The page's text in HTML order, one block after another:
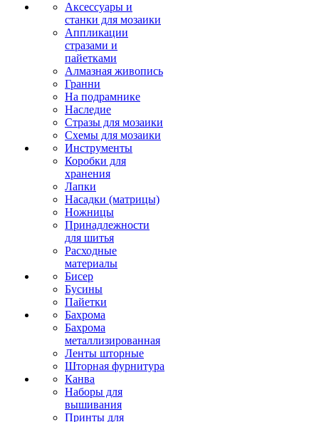
Аксессуары и
станки для мозаики
Аппликации
стразами и
пайетками
Алмазная живопись
Гранни
На подрамнике
Наследие
Стразы для мозаики
Схемы для мозаики
Инструменты
Коробки для
хранения
Лапки
Насадки (матрицы)
Ножницы
Принадлежности
для шитья
Расходные
материалы
Бисер
Бусины
Пайетки
Бахрома
Бахрома
металлизированная
Ленты шторные
Шторная фурнитура
Канва
Наборы для
вышивания
Принты для